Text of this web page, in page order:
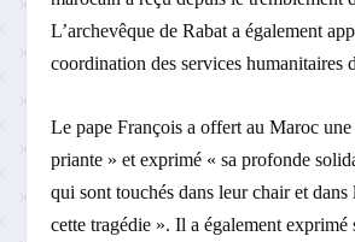
L’archevêque de Rabat a également
coordination des services humanitaires
Le pape François a offert au Maroc
priante » et exprimé « sa profonde
qui sont touchés dans leur chair et
cette tragédie ». Il a également